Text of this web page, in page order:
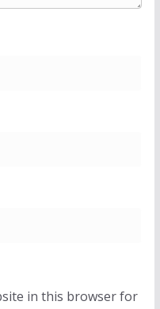
in this browser for